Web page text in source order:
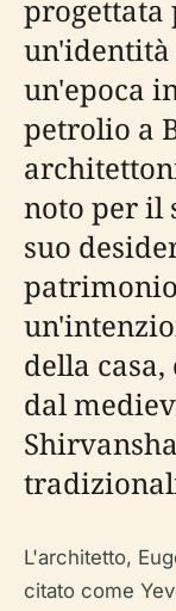
progettata
un'epoca
petrolio a
noto per il
suo
della
dal
L'architetto,
citato come